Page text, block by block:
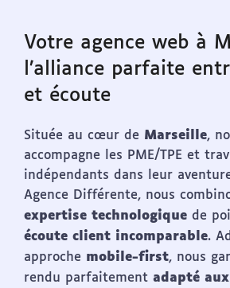
Votre agence web à
l’alliance parfaite
et écoute
Située au cœur de Marseille,
accompagne les PME/TPE et
indépendants dans leur
Agence Différente, nous
expertise technologique de
écoute client incomparable.
approche mobile-first, nous
rendu parfaitement adapté